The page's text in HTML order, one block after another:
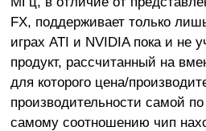
FX, поддерживает только
играх ATI и NVIDIA пока и не
продукт, рассчитанный на
для которого цена/
производительности самой
самому соотношению чип